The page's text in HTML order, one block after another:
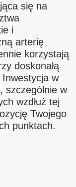
się na
i
arterię
korzystają
doskonałą
w
szczególnie w
wzdłuż tej
Twojego
punktach.